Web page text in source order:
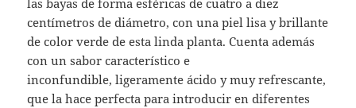
las bayas de forma esféricas de cuatro a diez
centímetros de diámetro, con una piel lisa y brillante
de color verde de esta linda planta. Cuenta además
con un sabor característico e
inconfundible, ligeramente ácido y muy refrescante,
que la hace perfecta para introducir en diferentes